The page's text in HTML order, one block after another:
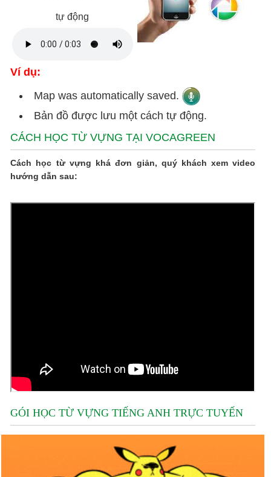
tự động
Ví dụ:
Map was automatically saved.
Bản đồ được lưu một cách tự động.
CÁCH HỌC TỪ VỰNG TẠI VOCAGREEN
Cách học từ vựng khá đơn giản, quý khách xem video
hướng dẫn sau:
GÓI HỌC TỪ VỰNG TIẾNG ANH TRỰC TUYẾN